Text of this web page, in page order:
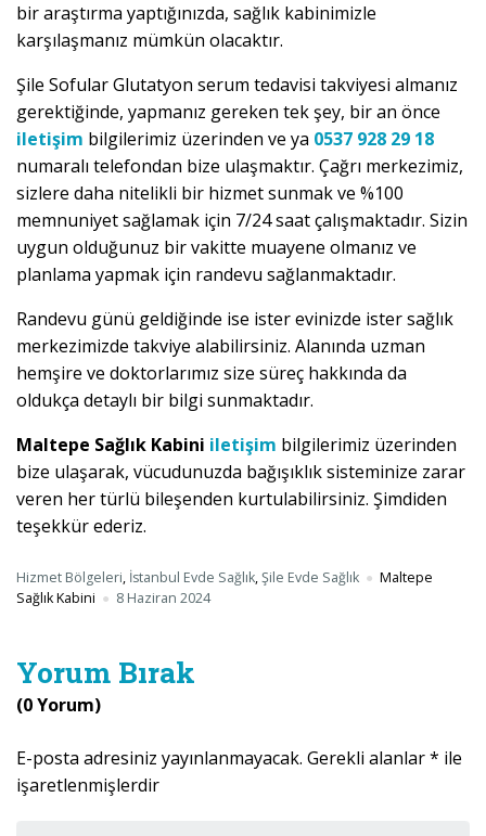
bir araştırma yaptığınızda, sağlık kabinimizle
karşılaşmanız mümkün olacaktır.
Şile Sofular Glutatyon serum tedavisi takviyesi almanız
gerektiğinde, yapmanız gereken tek şey, bir an önce
iletişim bilgilerimiz üzerinden ve ya 0537 928 29 18
numaralı telefondan bize ulaşmaktır. Çağrı merkezimiz,
sizlere daha nitelikli bir hizmet sunmak ve %100
memnuniyet sağlamak için 7/24 saat çalışmaktadır. Sizin
uygun olduğunuz bir vakitte muayene olmanız ve
planlama yapmak için randevu sağlanmaktadır.
Randevu günü geldiğinde ise ister evinizde ister sağlık
merkezimizde takviye alabilirsiniz. Alanında uzman
hemşire ve doktorlarımız size süreç hakkında da
oldukça detaylı bir bilgi sunmaktadır.
Maltepe Sağlık Kabini iletişim bilgilerimiz üzerinden
bize ulaşarak, vücudunuzda bağışıklık sisteminize zarar
veren her türlü bileşenden kurtulabilirsiniz. Şimdiden
teşekkür ederiz.
Hizmet Bölgeleri, İstanbul Evde Sağlık,Şile Evde Sağlık
Maltepe
Sağlık Kabini
8 Haziran 2024
Yorum Bırak
(0 Yorum)
E-posta adresiniz yayınlanmayacak. Gerekli alanlar* ile
işaretlenmişlerdir